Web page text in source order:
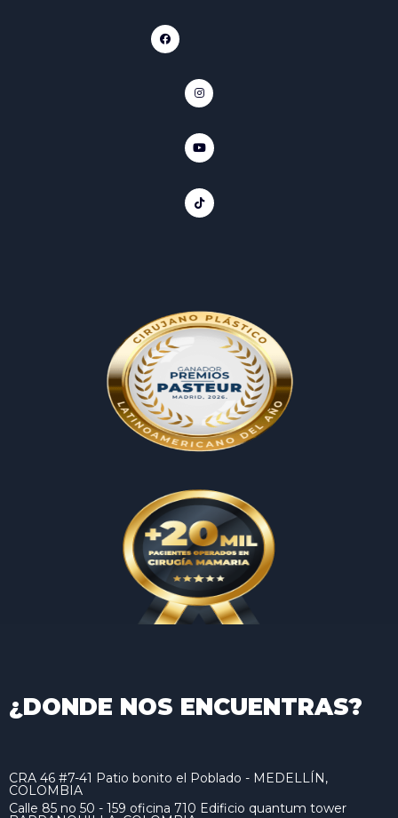
¿DONDE NOS ENCUENTRAS?
CRA 46 #7-41 Patio bonito el Poblado - MEDELLÍN,
COLOMBIA
Calle 85 no 50 - 159 oficina 710 Edificio quantum tower